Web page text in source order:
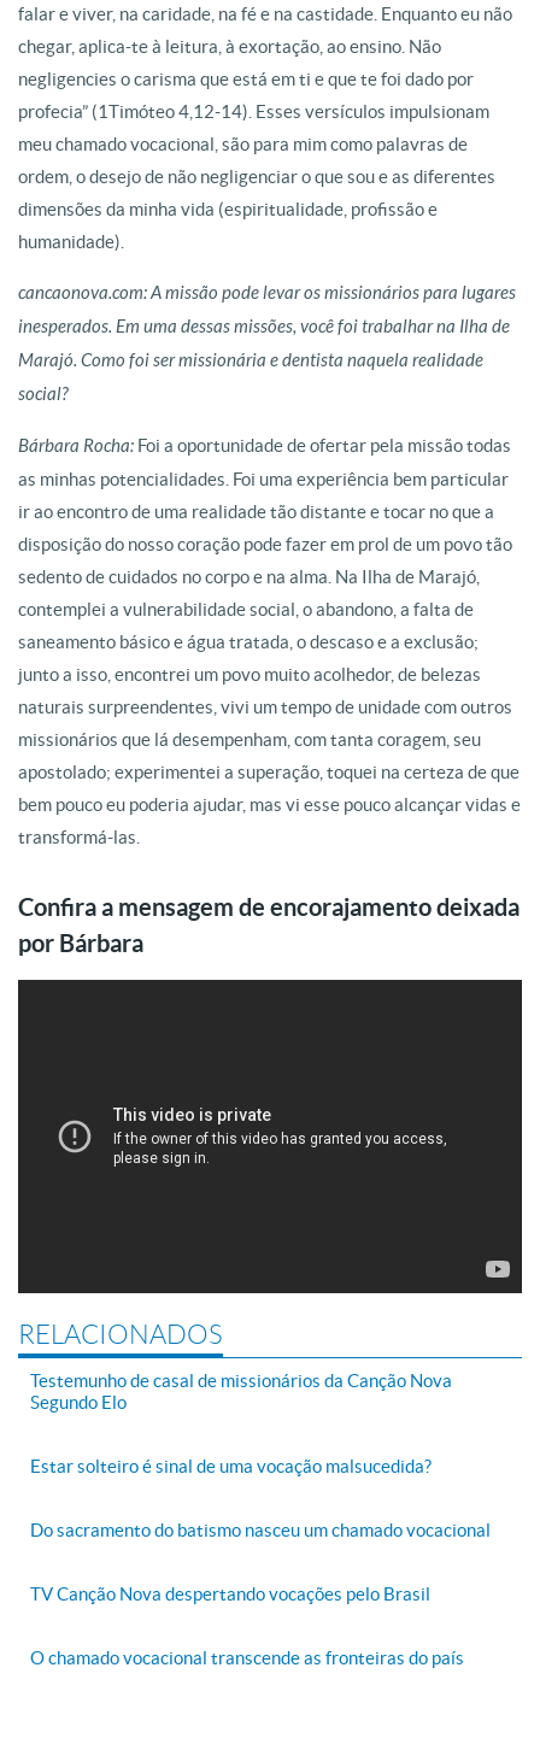
falar e viver, na caridade, na fé e na castidade. Enquanto eu não
chegar, aplica-te à leitura, à exortação, ao ensino. Não
negligencies o carisma que está em ti e que te foi dado por
profecia” (1Timóteo 4,12-14). Esses versículos impulsionam
meu chamado vocacional, são para mim como palavras de
ordem, o desejo de não negligenciar o que sou e as diferentes
dimensões da minha vida (espiritualidade, profissão e
humanidade).
cancaonova.com: A missão pode levar os missionários para lugares
inesperados. Em uma dessas missões, você foi trabalhar na Ilha de
Marajó. Como foi ser missionária e dentista naquela realidade
social?
Bárbara Rocha: Foi a oportunidade de ofertar pela missão todas
as minhas potencialidades. Foi uma experiência bem particular
ir ao encontro de uma realidade tão distante e tocar no que a
disposição do nosso coração pode fazer em prol de um povo tão
sedento de cuidados no corpo e na alma. Na Ilha de Marajó,
contemplei a vulnerabilidade social, o abandono, a falta de
saneamento básico e água tratada, o descaso e a exclusão;
junto a isso, encontrei um povo muito acolhedor, de belezas
naturais surpreendentes, vivi um tempo de unidade com outros
missionários que lá desempenham, com tanta coragem, seu
apostolado; experimentei a superação, toquei na certeza de que
bem pouco eu poderia ajudar, mas vi esse pouco alcançar vidas e
transformá-las.
Confira a mensagem de encorajamento deixada
por Bárbara
RELACIONADOS
Testemunho de casal de missionários da Canção Nova
Segundo Elo
Estar solteiro é sinal de uma vocação malsucedida?
Do sacramento do batismo nasceu um chamado vocacional
TV Canção Nova despertando vocações pelo Brasil
O chamado vocacional transcende as fronteiras do país